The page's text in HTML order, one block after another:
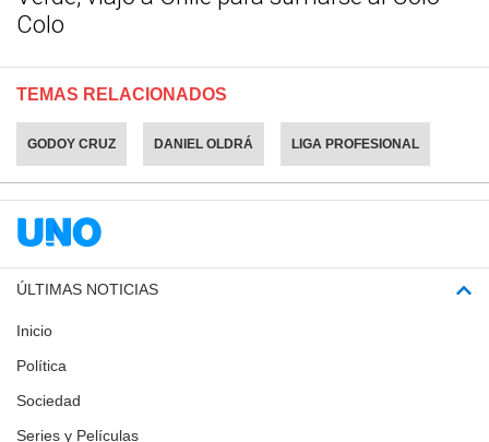
Colo
TEMAS RELACIONADOS
GODOY CRUZ DANIEL OLDRÁ LIGA PROFESIONAL
ÚLTIMAS NOTICIAS
Inicio
Política
Sociedad
Series y Películas